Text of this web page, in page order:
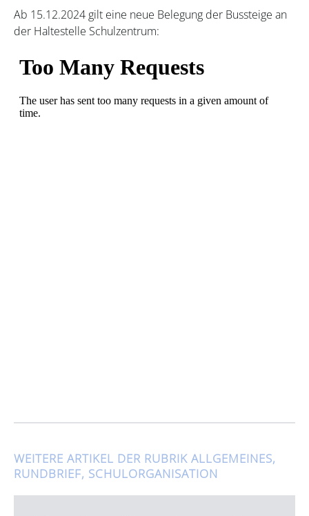
Ab 15.12.2024 gilt eine neue Belegung der Bussteige an
der Haltestelle Schulzentrum:
WEITERE ARTIKEL DER RUBRIK ALLGEMEINES,
RUNDBRIEF, SCHULORGANISATION